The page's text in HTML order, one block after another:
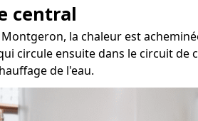
central
la chaleur est
circule ensuite dans le circuit de
de l'eau.